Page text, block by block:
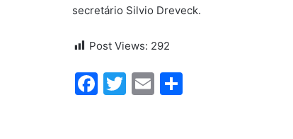
secretário Silvio Dreveck.
Post Views: 292
Facebook
Twitter
Email